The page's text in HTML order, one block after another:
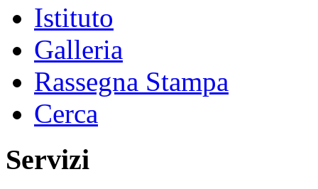
Istituto
Galleria
Rassegna Stampa
Cerca
Servizi